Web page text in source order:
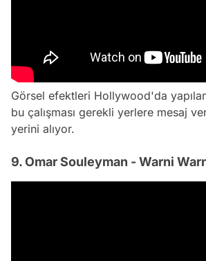
Görsel efektleri Hollywood'da
bu çalışması gerekli yerlere mesaj
yerini alıyor.
9. Omar Souleyman - Warni